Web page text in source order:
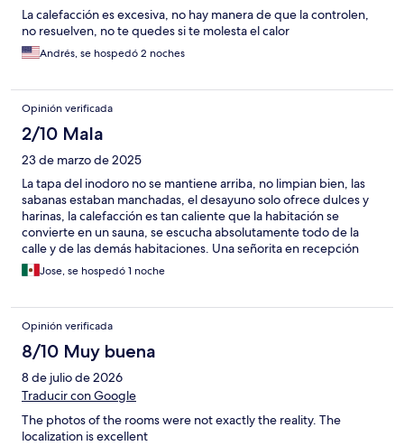
La calefacción es excesiva, no hay manera de que la controlen,
no resuelven, no te quedes si te molesta el calor
Andrés, se hospedó 2 noches
Opinión verificada
2/10 Mala
23 de marzo de 2025
La tapa del inodoro no se mantiene arriba, no limpian bien, las
sabanas estaban manchadas, el desayuno solo ofrece dulces y
harinas, la calefacción es tan caliente que la habitación se
convierte en un sauna, se escucha absolutamente todo de la
calle y de las demás habitaciones. Una señorita en recepción
que nos trató como ladrones, terrible toda la experiencia. Lo
único bueno de todo fue el trato de Salvador que nos recibió el
atención y muy amable por parte de Salvador.
Jose, se hospedó 1 noche
Opinión verificada
8/10 Muy buena
8 de julio de 2026
Traducir con Google
The photos of the rooms were not exactly the reality. The
localization is excellent